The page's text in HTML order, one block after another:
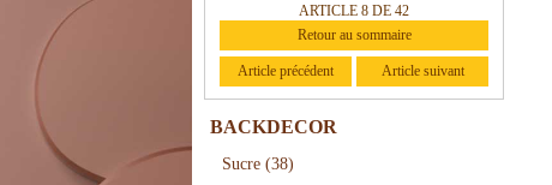
ARTICLE 8 DE 42
Retour au sommaire
Article précédent Article suivant
BACKDECOR
Sucre (38)